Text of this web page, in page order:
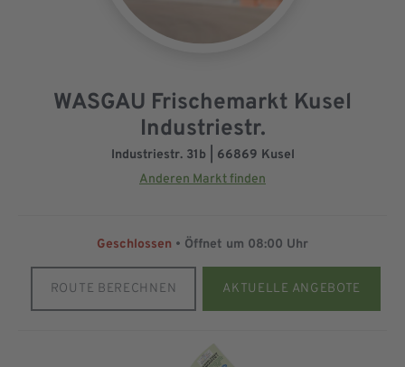
WASGAU Frischemarkt Kusel
Industriestr.
Industriestr. 31b | 66869 Kusel
Anderen Markt finden
Geschlossen • Öffnet um 08:00 Uhr
ROUTE BERECHNEN AKTUELLE ANGEBOTE